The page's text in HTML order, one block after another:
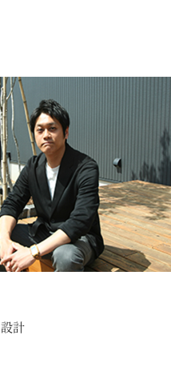
例
ナップ
オーダーメイド住宅
セレクトオーダー住宅
ハウス（KOUBOX）
の声
計